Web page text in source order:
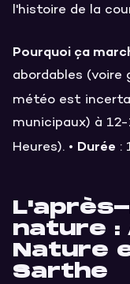
l'histoire de la
Pourquoi ça
abordables
météo est
municipaux) à
Heures). • Durée :
nature :
Nature
Sarthe